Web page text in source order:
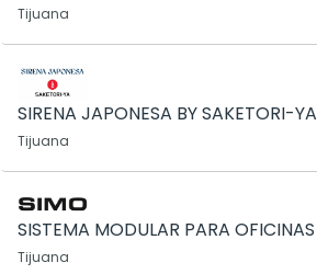
Tijuana
SIRENA JAPONESA BY SAKETORI-YA
Tijuana
SISTEMA MODULAR PARA OFICINAS
Tijuana